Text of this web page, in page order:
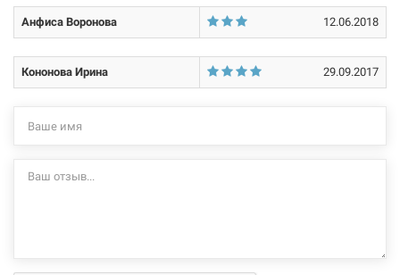
Анфиса Воронова 12.06.2018
Кононова Ирина 29.09.2017